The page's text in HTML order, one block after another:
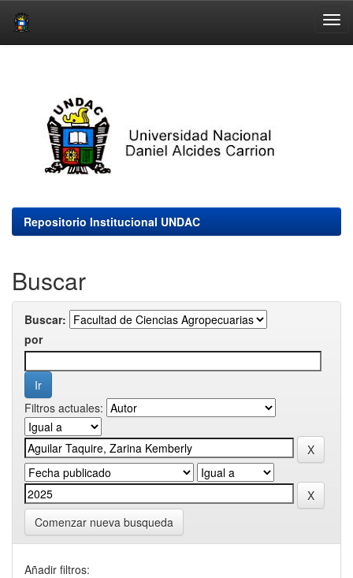
Repositorio Institucional UNDAC
Buscar
Buscar:
por
Filtros actuales:
Comenzar nueva busqueda
Añadir filtros: